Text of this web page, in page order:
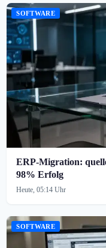
SOFTWARE
ERP-Migration:
98% Erfolg
Heute, 05:14 Uhr
SOFTWARE